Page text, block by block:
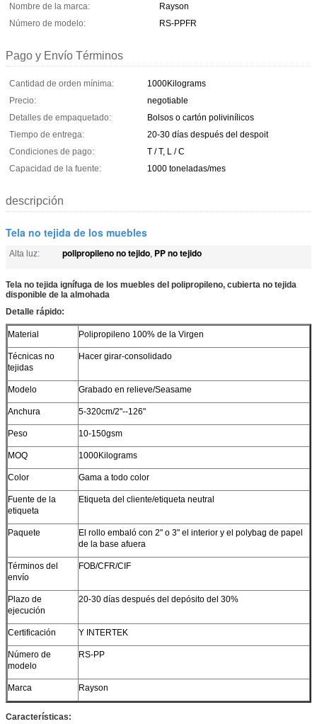
Nombre de la marca:
Rayson
Número de modelo:
RS-PPFR
Pago y Envío Términos
Cantidad de orden mínima:
1000Kilograms
Precio:
negotiable
Detalles de empaquetado:
Bolsos o cartón polivinílicos
Tiempo de entrega:
20-30 días después del despoit
Condiciones de pago:
T / T, L / C
Capacidad de la fuente:
1000 toneladas/mes
descripción
Tela no tejida de los muebles
Alta luz: polipropileno no tejido, PP no tejido
Tela no tejida ignífuga de los muebles del polipropileno, cubierta no tejida
disponible de la almohada
Detalle rápido:
Material Polipropileno 100% de la Virgen
Técnicas no
tejidas
Hacer girar-consolidado
Modelo Grabado en relieve/Seasame
Anchura 5-320cm/2"--126"
Peso 10-150gsm
MOQ 1000Kilograms
Color Gama a todo color
Fuente de la
etiqueta
Etiqueta del cliente/etiqueta neutral
Paquete
El rollo embaló con 2" o 3" el interior y el polybag de papel
de la base afuera
Términos del
envío
FOB/CFR/CIF
Plazo de
ejecución
20-30 días después del depósito del 30%
Certificación Y INTERTEK
Número de
modelo
RS-PP
Marca Rayson
Características: